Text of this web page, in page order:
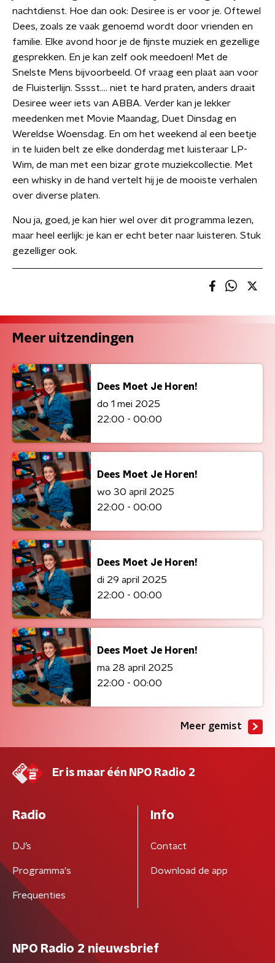
nachtdienst. Hoe dan ook: Desiree is er voor je. Oftewel
Dees, zoals ze vaak genoemd wordt door vrienden en
familie. Elke avond hoor je de fijnste muziek en gezellige
gesprekken. En je kan zelf ook meedoen! Met de
Snelste Mens bijvoorbeeld. Of vraag een plaat aan voor
de Fluisterlijn. Sssst…. niet te hard praten, anders draait
Desiree weer iets van ABBA. Verder kan je lekker
meedenken met Movie Maandag, Duet Dinsdag en
Wereldse Woensdag. En om het weekend al een beetje
in te luiden belt ze elke donderdag met luisteraar LP-
Wim, de man met een bizar grote muziekcollectie. Met
een whisky in de hand vertelt hij je de mooiste verhalen
over diverse platen.
Nou ja, goed, je kan hier wel over dit programma lezen,
maar heel eerlijk: je kan er echt beter naar luisteren. Stuk
gezelliger ook.
Meer uitzendingen
Dees Moet Je Horen!
do 1 mei 2025
22:00 - 00:00
Dees Moet Je Horen!
wo 30 april 2025
22:00 - 00:00
Dees Moet Je Horen!
di 29 april 2025
22:00 - 00:00
Dees Moet Je Horen!
ma 28 april 2025
22:00 - 00:00
Meer gemist
Er is maar één NPO Radio 2
Radio
DJ’s
Programma's
Frequenties
Info
Contact
Download de app
NPO Radio 2 nieuwsbrief